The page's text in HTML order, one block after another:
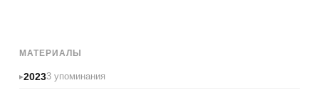
МАТЕРИАЛЫ
20233 упоминания